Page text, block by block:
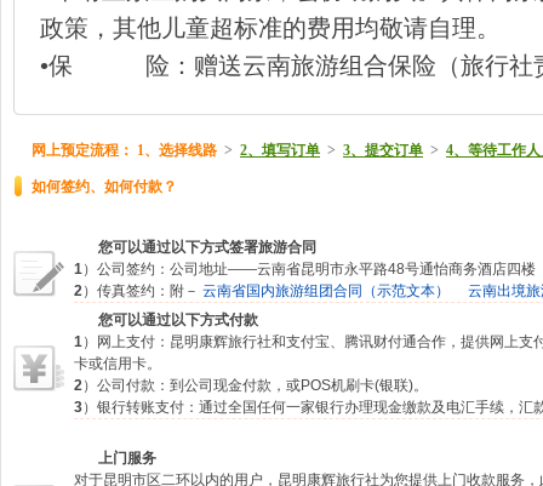
政策，其他儿童超标准的费用均敬请自理。
•保 险：赠送云南旅游组合保险（旅行社
网上预定流程： 1、选择线路 > 2、填写订单 > 3、提交订单 > 4、等待工作
如何签约、如何付款？
您可以通过以下方式签署旅游合同
1）公司签约：公司地址——云南省昆明市永平路48号通怡商务酒店四楼
2）传真签约：附－ 云南省国内旅游组团合同（示范文本）
云南出境
您可以通过以下方式付款
1）网上支付：昆明康辉旅行社和支付宝、腾讯财付通合作，提供网上支
卡或信用卡。
2）公司付款：到公司现金付款，或POS机刷卡(银联)。
3）银行转账支付：通过全国任何一家银行办理现金缴款及电汇手续，汇
上门服务
对于昆明市区二环以内的用户，昆明康辉旅行社为您提供上门收款服务